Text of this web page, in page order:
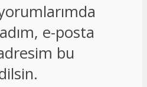
e-posta
bu